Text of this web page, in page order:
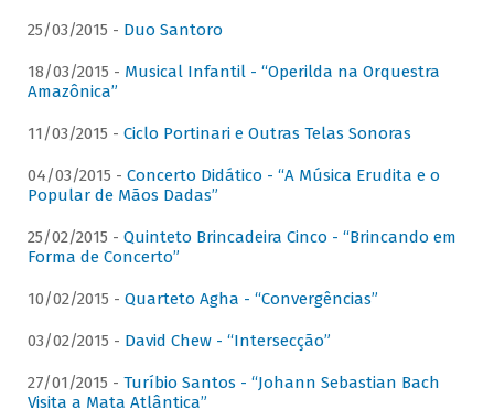
25/03/2015 - Duo Santoro
18/03/2015 - Musical Infantil - “Operilda na Orquestra
Amazônica”
11/03/2015 - Ciclo Portinari e Outras Telas Sonoras
04/03/2015 - Concerto Didático - “A Música Erudita e o
Popular de Mãos Dadas”
25/02/2015 - Quinteto Brincadeira Cinco - “Brincando em
Forma de Concerto”
10/02/2015 - Quarteto Agha - “Convergências”
03/02/2015 - David Chew - “Intersecção”
27/01/2015 - Turíbio Santos - “Johann Sebastian Bach
Visita a Mata Atlântica”